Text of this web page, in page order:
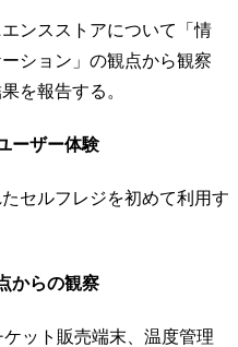
ンスストアについて「情
ション」の観点から観察
を報告する。
ーザー体験
セルフレジを初めて利用す
からの観察
ット販売端末、温度管理